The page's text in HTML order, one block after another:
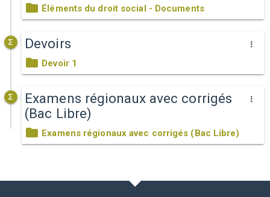
Éléments du droit social - Documents
Devoirs
Devoir 1
Examens régionaux avec corrigés
(Bac Libre)
Examens régionaux avec corrigés (Bac Libre)